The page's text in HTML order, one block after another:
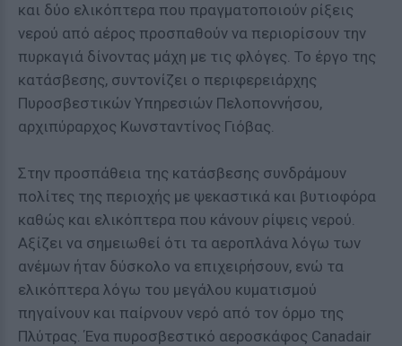
και δύο ελικόπτερα που πραγματοποιούν ρίξεις
νερού από αέρος προσπαθούν να περιορίσουν την
πυρκαγιά δίνοντας μάχη με τις φλόγες. Το έργο της
κατάσβεσης, συντονίζει ο περιφερειάρχης
Πυροσβεστικών Υπηρεσιών Πελοποννήσου,
αρχιπύραρχος Κωνσταντίνος Γιόβας.
Στην προσπάθεια της κατάσβεσης συνδράμουν
πολίτες της περιοχής με ψεκαστικά και βυτιοφόρα
καθώς και ελικόπτερα που κάνουν ρίψεις νερού.
Αξίζει να σημειωθεί ότι τα αεροπλάνα λόγω των
ανέμων ήταν δύσκολο να επιχειρήσουν, ενώ τα
ελικόπτερα λόγω του μεγάλου κυματισμού
πηγαίνουν και παίρνουν νερό από τον όρμο της
Πλύτρας. Ένα πυροσβεστικό αεροσκάφος Canadair